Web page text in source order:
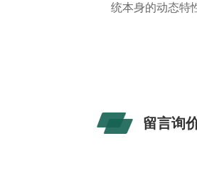
统本身的动态特
留言询